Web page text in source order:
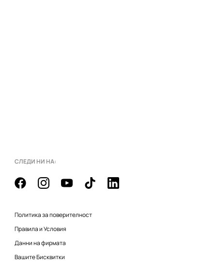
СЛЕДИ НИ НА:
Политика за поверителност
Правила и Условия
Данни на фирмата
Вашите Бисквитки